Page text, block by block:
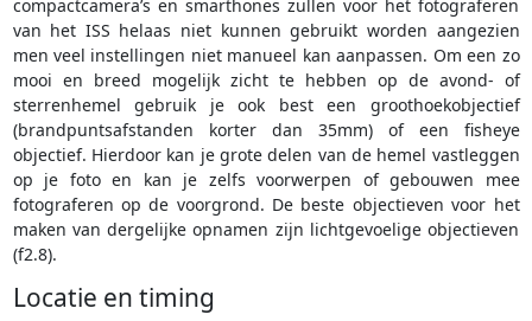
compactcamera’s en smarthones zullen voor het fotograferen
van het ISS helaas niet kunnen gebruikt worden aangezien
men veel instellingen niet manueel kan aanpassen. Om een zo
mooi en breed mogelijk zicht te hebben op de avond- of
sterrenhemel gebruik je ook best een groothoekobjectief
(brandpuntsafstanden korter dan 35mm) of een fisheye
objectief. Hierdoor kan je grote delen van de hemel vastleggen
op je foto en kan je zelfs voorwerpen of gebouwen mee
fotograferen op de voorgrond. De beste objectieven voor het
maken van dergelijke opnamen zijn lichtgevoelige objectieven
(f2.8).
Locatie en timing